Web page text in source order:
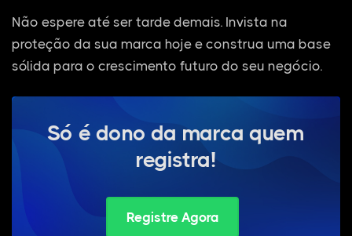
Não espere até ser tarde demais. Invista na
proteção da sua marca hoje e construa uma base
sólida para o crescimento futuro do seu negócio.
Só é dono da marca quem
registra!
Registre Agora